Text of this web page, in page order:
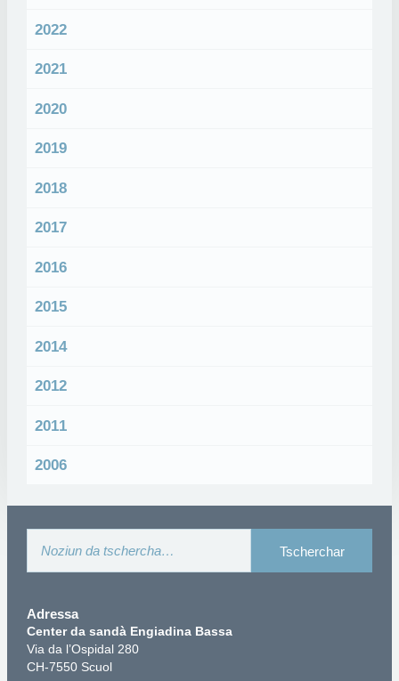
2022
2021
2020
2019
2018
2017
2016
2015
2014
2012
2011
2006
Adressa
Center da sandà Engiadina Bassa
Via da l’Ospidal 280
CH-7550 Scuol